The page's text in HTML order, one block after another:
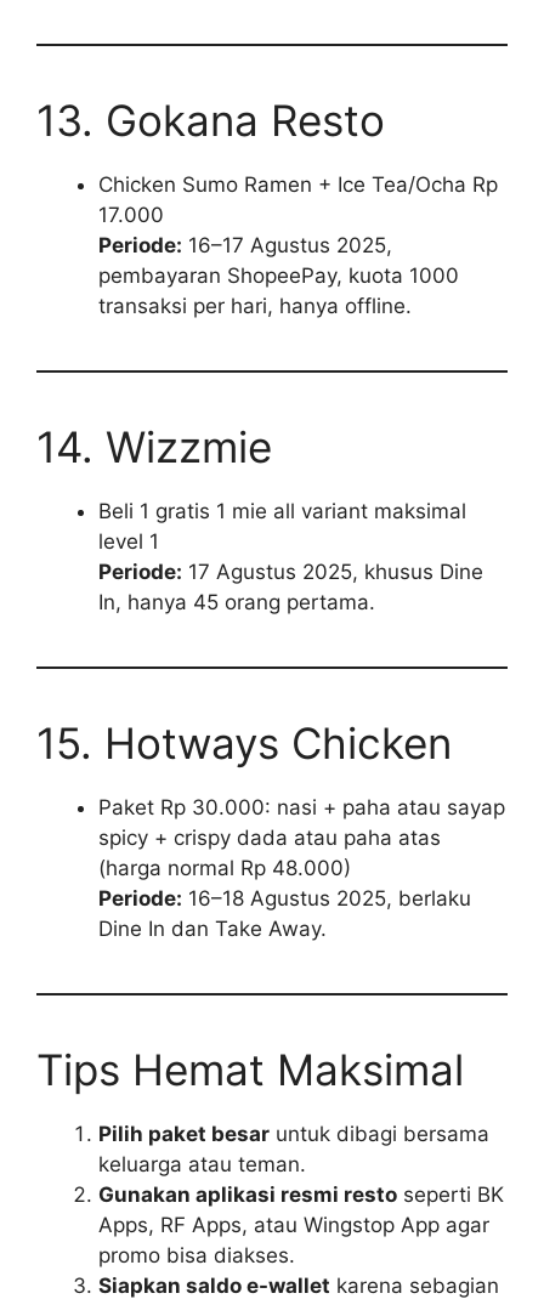
13. Gokana Resto
Chicken Sumo Ramen + Ice Tea/Ocha Rp
17.000
Periode: 16–17 Agustus 2025,
pembayaran ShopeePay, kuota 1000
transaksi per hari, hanya offline.
14. Wizzmie
Beli 1 gratis 1 mie all variant maksimal
level 1
Periode: 17 Agustus 2025, khusus Dine
In, hanya 45 orang pertama.
15. Hotways Chicken
Paket Rp 30.000: nasi + paha atau sayap
spicy + crispy dada atau paha atas
(harga normal Rp 48.000)
Periode: 16–18 Agustus 2025, berlaku
Dine In dan Take Away.
Tips Hemat Maksimal
Pilih paket besar untuk dibagi bersama
keluarga atau teman.
Gunakan aplikasi resmi resto seperti BK
Apps, RF Apps, atau Wingstop App agar
promo bisa diakses.
Siapkan saldo e-wallet karena sebagian